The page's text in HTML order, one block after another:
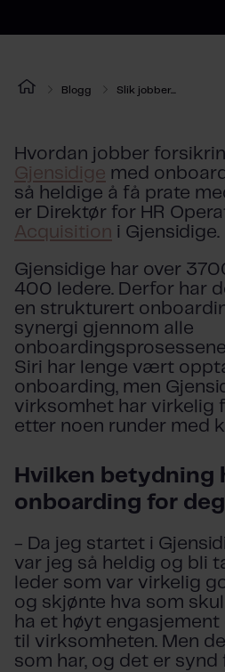
Blogg Slik jobber...
Hvordan jobber
Gjensidige med
så heldige å få prate
er Direktør for HR
Acquisition i Gjensidige.
Gjensidige har over
400 ledere. Derfor har
en strukturert
synergi gjennom alle
Siri har lenge vært
onboarding, men
virksomhet har virkelig
etter noen runder med
Hvilken betydning
onboarding for
- Da jeg startet i
var jeg så heldig og bli
leder som var virkelig
og skjønte hva som
ha et høyt
til virksomheten. Men
som har, og det er